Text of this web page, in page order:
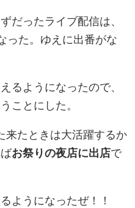
だったライブ配信は、
った。ゆえに出番がな
るようになったので、
ことにした。
来たときは大活躍するか
お祭りの夜店に出店で
ようになったぜ！！